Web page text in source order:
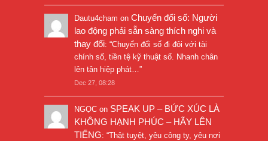
Dautu4cham on Chuyển đổi số: Người
lao động phải sẵn sàng thích nghi và
thay đổi: “Chuyển đổi số đi đôi với tài
chính số, tiền tệ kỹ thuật số. Nhanh chân
lên tân hiệp phát…”
Dec 27, 08:28
NGỌC on SPEAK UP – BỨC XÚC LÀ
KHÔNG HẠNH PHÚC – HÃY LÊN
TIẾNG: “Thật tuyệt, yêu công ty, yêu nơi